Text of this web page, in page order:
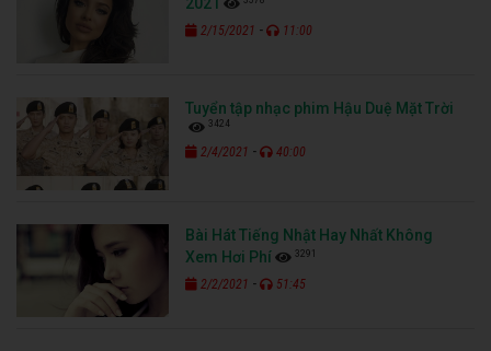
2/15/2021 - 11:00
Tuyển tập nhạc phim Hậu Duệ Mặt Trời
3424
2/4/2021 - 40:00
Bài Hát Tiếng Nhật Hay Nhất Không
Xem Hơi Phí
3291
2/2/2021 - 51:45